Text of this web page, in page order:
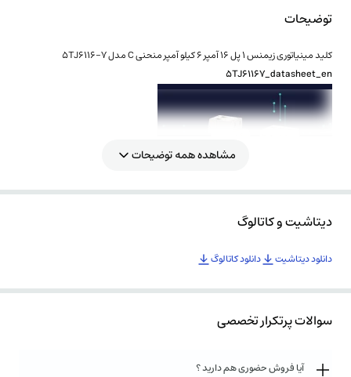
توضیحات
کلید مینیاتوری زیمنس 1 پل 16 آمپر 6 کیلو آمپر منحنی C مدل 5TJ6116-7
5TJ61167_datasheet_en
مشاهده همه توضیحات
دیتاشیت و کاتالوگ
دانلود دیتاشیت دانلود کاتالوگ
سوالات پرتکرار تخصصی
آیا فروش حضوری هم دارید ؟